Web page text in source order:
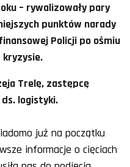
– rywalizowały pary
punktów narady
Policji po ośmiu
kryzysie.
Trelę, zastępcę
logistyki.
już na początku
informacje o cięciach